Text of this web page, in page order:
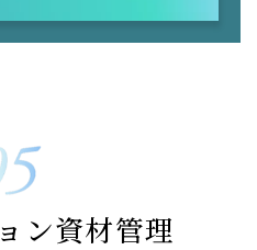
ン資材管理